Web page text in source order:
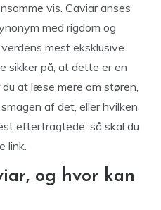
vis. Caviar anses
med rigdom og
mest eksklusive
sikker på, at dette er en
at læse mere om støren,
af det, eller hvilken
eftertragtede, så skal du
link.
og hvor kan